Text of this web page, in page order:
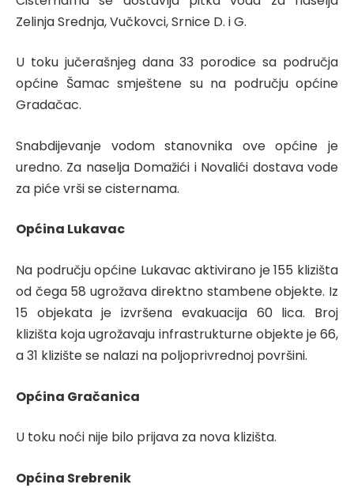
Zelinja Srednja, Vučkovci, Srnice D. i G.
U toku jučerašnjeg dana 33 porodice sa područja
općine Šamac smještene su na području općine
Gradačac.
Snabdijevanje vodom stanovnika ove općine je
uredno. Za naselja Domažići i Novalići dostava vode
za piće vrši se cisternama.
Općina Lukavac
Na području općine Lukavac aktivirano je 155 klizišta
od čega 58 ugrožava direktno stambene objekte. Iz
15 objekata je izvršena evakuacija 60 lica. Broj
klizišta koja ugrožavaju infrastrukturne objekte je 66,
a 31 klizište se nalazi na poljoprivrednoj površini.
Općina Gračanica
U toku noći nije bilo prijava za nova klizišta.
Općina Srebrenik